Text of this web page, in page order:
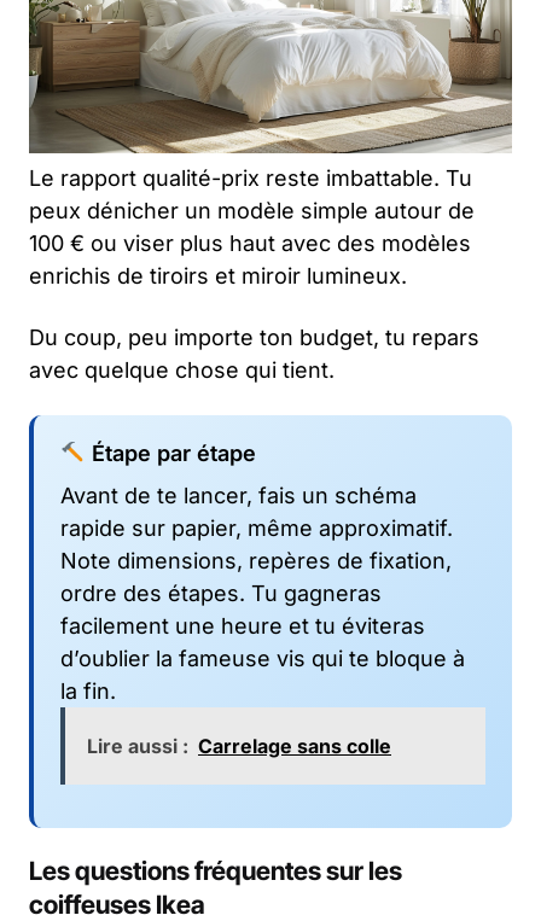
Le rapport qualité-prix reste imbattable. Tu
peux dénicher un modèle simple autour de
100 € ou viser plus haut avec des modèles
enrichis de tiroirs et miroir lumineux.
Du coup, peu importe ton budget, tu repars
avec quelque chose qui tient.
Étape par étape
Avant de te lancer, fais un schéma
rapide sur papier, même approximatif.
Note dimensions, repères de fixation,
ordre des étapes. Tu gagneras
facilement une heure et tu éviteras
d’oublier la fameuse vis qui te bloque à
la fin.
Lire aussi : Carrelage sans colle
Les questions fréquentes sur les
coiffeuses Ikea